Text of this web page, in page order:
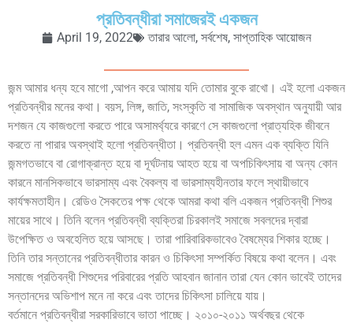
প্রতিবন্ধীরা সমাজেরই একজন
April 19, 2022 তারার আলো, সর্বশেষ, সাপ্তাহিক আয়োজন
জন্ম আমার ধন্য হবে মাগো ,আপন করে আমায় যদি তোমার বুকে রাখো। এই হলো একজন
প্রতিবন্ধীর মনের কথা। বয়স, লিঙ্গ, জাতি, সংস্কৃতি বা সামাজিক অবস্থান অনুযায়ী আর
দশজন যে কাজগুলো করতে পারে অসামর্থ্যরে কারণে সে কাজগুলো প্রাত্যহিক জীবনে
করতে না পারার অবস্থাই হলো প্রতিবন্ধীতা। প্রতিবন্ধী হল এমন এক ব্যক্তি যিনি
জন্মগতভাবে বা রোগাক্রান্ত হয়ে বা দূর্ঘটনায় আহত হয়ে বা অপচিকিৎসায় বা অন্য কোন
কারনে মানসিকভাবে ভারসাম্য এবং বৈকল্য বা ভারসাম্যহীনতার ফলে স্থায়ীভাবে
কার্যক্ষমতাহীন। রেডিও সৈকতের পক্ষ থেকে আমরা কথা বলি একজন প্রতিবন্ধী শিশুর
মায়ের সাথে। তিনি বলেন প্রতিবন্ধী ব্যক্তিরা চিরকালই সমাজে সবলদের দ্বারা
উপেক্ষিত ও অবহেলিত হয়ে আসছে। তারা পারিবারিকভাবেও বৈষম্যের শিকার হচ্ছে।
তিনি তার সন্তানের প্রতিবন্ধীতার কারন ও চিকিৎসা সম্পর্কিত বিষয়ে কথা বলেন। এবং
সমাজে প্রতিবন্ধী শিশুদের পরিবারের প্রতি আহবান জানান তারা যেন কোন ভাবেই তাদের
সন্তানদের অভিশাপ মনে না করে এবং তাদের চিকিৎসা চালিয়ে যায়।
বর্তমানে প্রতিবন্ধীরা সরকারিভাবে ভাতা পাচ্ছে। ২০১০-২০১১ অর্থবছর থেকে